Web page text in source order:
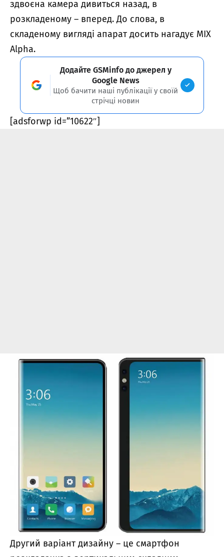
здвоєна камера дивиться назад, в
розкладеному – вперед. До слова, в
складеному вигляді апарат досить нагадує MIX
Alpha.
Додайте GSMinfo до джерел у
Google News
Щоб бачити наші публікації у своїй
стрічці новин
[adsforwp id=”10622″]
Другий варіант дизайну – це смартфон